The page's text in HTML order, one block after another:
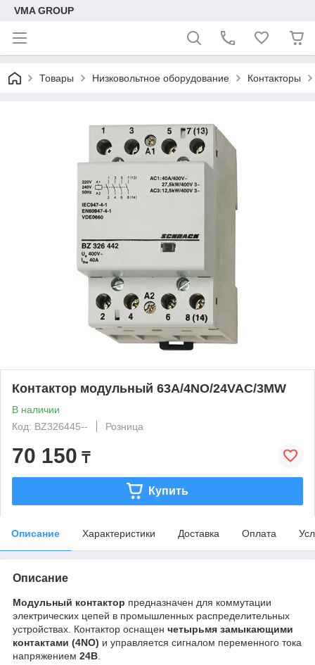
VMA GROUP
Товары Низковольтное оборудование Контакторы
Контактор модульный 63A/4NO/24VAC/3MW
В наличии
Код: BZ326445--
Розница
70 150 ₸
Купить
Описание Характеристики Доставка Оплата
Описание
Модульный контактор предназначен для коммутации
электрических цепей в промышленных распределительных
устройствах. Контактор оснащен четырьмя замыкающими
контактами (4NO) и управляется сигналом переменного тока
напряжением 24В